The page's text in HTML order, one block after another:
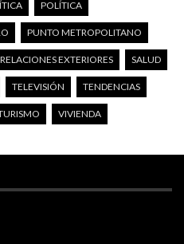
POLÍTICA
PUNTO METROPOLITANO
RELACIONES EXTERIORES SALUD
TELEVISIÓN TENDENCIAS
VIVIENDA